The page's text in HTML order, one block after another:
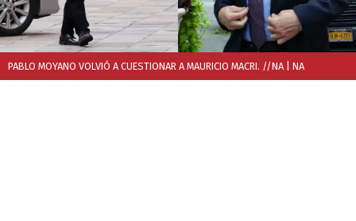
PABLO MOYANO VOLVIÓ A CUESTIONAR A MAURICIO MACRI. //NA | NA